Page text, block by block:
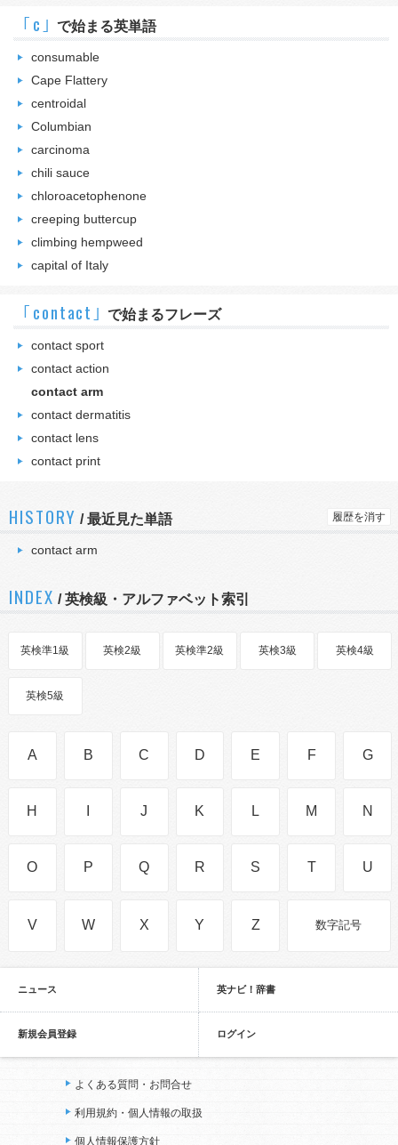
｢c｣ で始まる英単語
consumable
Cape Flattery
centroidal
Columbian
carcinoma
chili sauce
chloroacetophenone
creeping buttercup
climbing hempweed
capital of Italy
｢contact｣ で始まるフレーズ
contact sport
contact action
contact arm
contact dermatitis
contact lens
contact print
HISTORY /最近見た単語 履歴を消す
contact arm
INDEX / 英検級・アルファベット索引
英検準1級 英検2級 英検準2級 英検3級 英検4級
英検5級
A B C D E F G
H J K L M N
O P Q R S T U
V W X Y Z 数字記号
ニュース 英ナビ！辞書
新規会員登録 ログイン
よくある質問・お問合せ
利用規約・個人情報の取扱
個人情報保護方針